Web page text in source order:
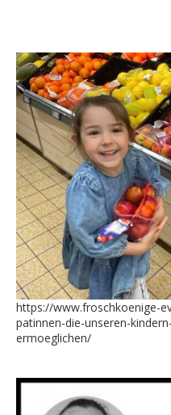
https://www.froschkoenige-
patinnen-die-unseren-
ermoeglichen/